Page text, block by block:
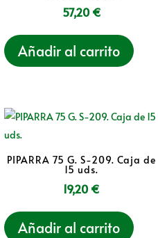
57,20 €
Añadir al carrito
PIPARRA 75 G. S-209. Caja de
15 uds.
19,20 €
Añadir al carrito